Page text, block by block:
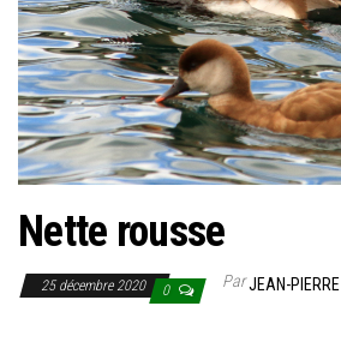
Nette rousse
25 décembre 2020 0 ParJEAN-